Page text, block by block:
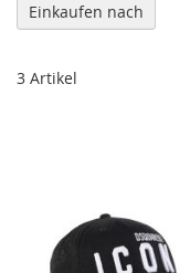
3 Artikel
Einkaufen nach